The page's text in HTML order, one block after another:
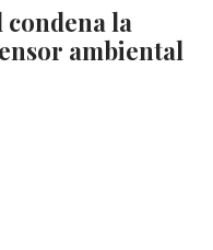
la
ambiental